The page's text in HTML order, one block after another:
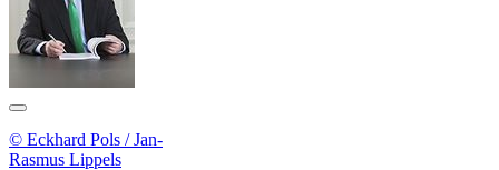
© Eckhard Pols / Jan-
Rasmus Lippels